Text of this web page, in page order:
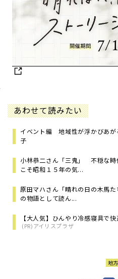
あわせて読みたい
イベント編 地域性が浮かびあ
子
小林恭二さん「三鬼」 不穏な
こそ昭和１５年の気...
原田マハさん「晴れの日の木馬
の物語として読ん...
【大人気】ひんやり冷感寝具で
(PR)アイリスプラザ
地方